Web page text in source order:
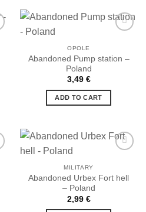
Ajouter
OPOLE
Abandoned Pump station –
Poland
3,49 €
ADD TO CART
Ajouter
MILITARY
Abandoned Urbex Fort hell
– Poland
2,99 €